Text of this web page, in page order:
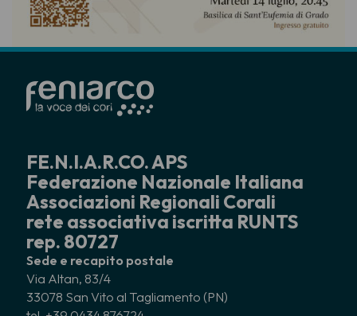
FE.N.I.A.R.CO. APS
Federazione Nazionale Italiana
Associazioni Regionali Corali
rete associativa iscritta RUNTS
rep. 80727
Sede e recapito postale
Via Altan, 83/4
33078 San Vito al Tagliamento (PN)